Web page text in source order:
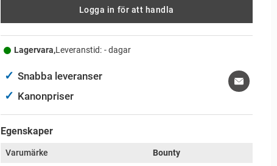
Logga in för att handla
Lagervara,Leveranstid: - dagar
✓ Snabba leveranser
✓ Kanonpriser
Egenskaper
Varumärke Bounty